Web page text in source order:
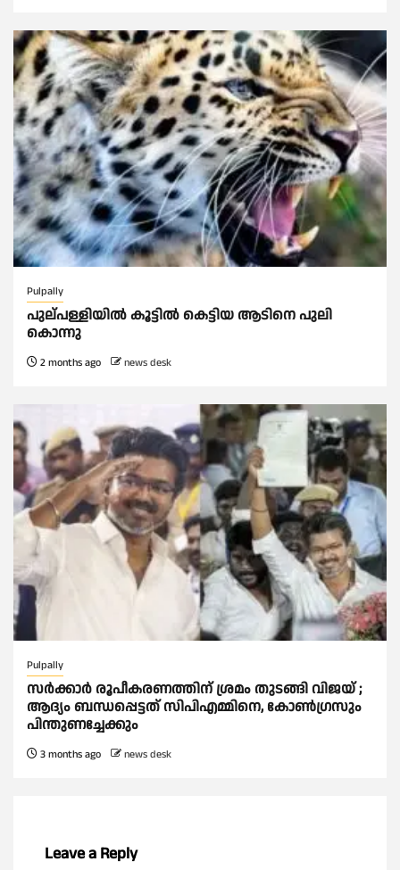
Pulpally
പുല്പള്ളിയിൽ കൂട്ടില്‍ കെട്ടിയ ആടിനെ പുലി
കൊന്നു
2 months ago news desk
Pulpally
സര്‍ക്കാര്‍ രൂപീകരണത്തിന് ശ്രമം തുടങ്ങി വിജയ് ;
ആദ്യം ബന്ധപ്പെട്ടത് സിപിഎമ്മിനെ, കോണ്‍ഗ്രസും
പിന്തുണച്ചേക്കും
3 months ago news desk
Leave a Reply